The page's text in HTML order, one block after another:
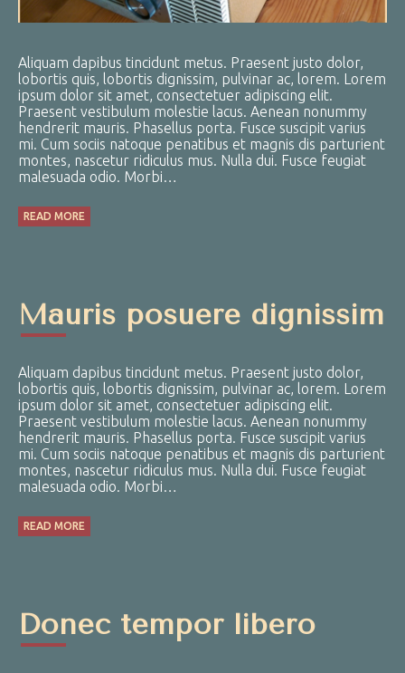
Aliquam dapibus tincidunt metus. Praesent justo dolor,
lobortis quis, lobortis dignissim, pulvinar ac, lorem. Lorem
ipsum dolor sit amet, consectetuer adipiscing elit.
Praesent vestibulum molestie lacus. Aenean nonummy
hendrerit mauris. Phasellus porta. Fusce suscipit varius
mi. Cum sociis natoque penatibus et magnis dis parturient
montes, nascetur ridiculus mus. Nulla dui. Fusce feugiat
malesuada odio. Morbi…
READ MORE
Mauris posuere dignissim
Aliquam dapibus tincidunt metus. Praesent justo dolor,
lobortis quis, lobortis dignissim, pulvinar ac, lorem. Lorem
ipsum dolor sit amet, consectetuer adipiscing elit.
Praesent vestibulum molestie lacus. Aenean nonummy
hendrerit mauris. Phasellus porta. Fusce suscipit varius
mi. Cum sociis natoque penatibus et magnis dis parturient
montes, nascetur ridiculus mus. Nulla dui. Fusce feugiat
malesuada odio. Morbi…
READ MORE
Donec tempor libero